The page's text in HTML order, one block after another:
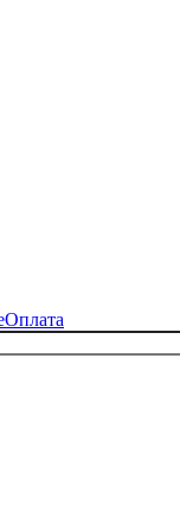
Оплата